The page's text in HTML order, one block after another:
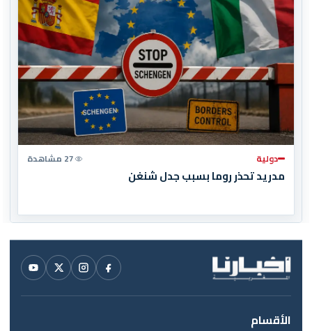
دولية 27 مشاهدة
مدريد تحذر روما بسبب جدل شنغن
الأقسام